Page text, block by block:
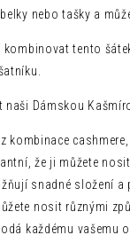
nebo tašky a
tento
Dámskou
kombinace
že ji můžete
snadné složení a
nosit různými
každému vašemu